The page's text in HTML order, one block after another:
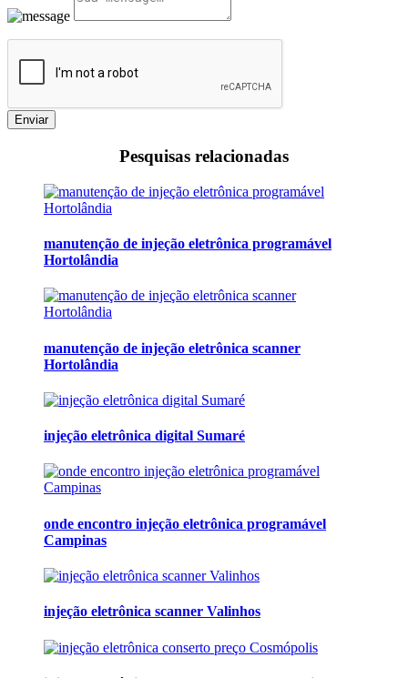
Enviar
Pesquisas relacionadas
manutenção de injeção eletrônica programável
Hortolândia
manutenção de injeção eletrônica scanner
Hortolândia
injeção eletrônica digital Sumaré
onde encontro injeção eletrônica programável
Campinas
injeção eletrônica scanner Valinhos